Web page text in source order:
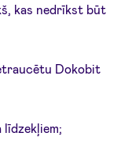
kas nedrīkst būt
Dokobit